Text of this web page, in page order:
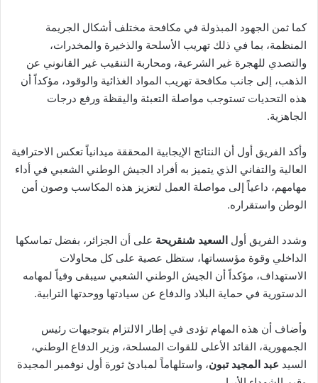
كما ثمن الجهود المبذولة في مكافحة مختلف أشكال الجريمة
المنظمة، بما في ذلك تهريب الأسلحة والذخيرة والمخدرات،
والتصدي للهجرة غير الشرعية، ومحاربة التنقيب غير القانوني عن
الذهب، إلى جانب مكافحة تهريب المواد الغذائية والوقود، مؤكداً أن
هذه التحديات تستوجب مواصلة التعبئة واليقظة ورفع درجات
الجاهزية.
وأكد الفريق أول أن النتائج الإيجابية المحققة ميدانياً تعكس الاحترافية
العالية والتفاني الذي يتميز به أفراد الجيش الوطني الشعبي في أداء
مهامهم، داعياً إلى مواصلة العمل لتعزيز هذه المكاسب وصون أمن
الوطن واستقراره.
وشدد الفريق أول السعيد شنقريحة على أن الجزائر، بفضل تماسكها
الداخلي وقوة مؤسساتها، ستظل عصية على كل محاولات
الاستهداف، مؤكداً أن الجيش الوطني الشعبي سيبقى وفياً لمهامه
الدستورية في حماية البلاد والدفاع عن سيادتها ووحدتها الترابية.
وأضاف أن هذه المهام تؤدى في إطار الالتزام بتوجيهات رئيس
الجمهورية، القائد الأعلى للقوات المسلحة، وزير الدفاع الوطني،
السيد عبد المجيد تبون، واستلهاماً لمبادئ ثورة أول نوفمبر المجيدة